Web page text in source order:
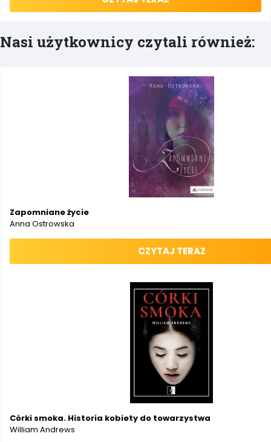
Nasi użytkownicy czytali również:
Zapomniane życie
Anna Ostrowska
CZYTAJ TERAZ
Córki smoka. Historia kobiety do towarzystwa
William Andrews